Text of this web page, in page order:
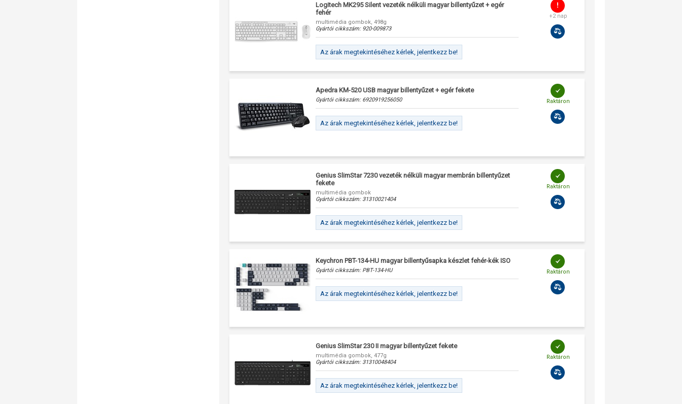
Logitech MK295 Silent vezeték nélküli magyar billentyűzet + egér
fehér
multimédia gombok, 498g
Gyártói cikkszám: 920-009873
Az árak megtekintéséhez kérlek, jelentkezz be!
+2 nap
Apedra KM-520 USB magyar billentyűzet + egér fekete
Gyártói cikkszám: 6920919256050
Az árak megtekintéséhez kérlek, jelentkezz be!
Raktáron
Genius SlimStar 7230 vezeték nélküli magyar membrán billentyűzet
fekete
multimédia gombok
Gyártói cikkszám: 31310021404
Az árak megtekintéséhez kérlek, jelentkezz be!
Raktáron
Keychron PBT-134-HU magyar billentyűsapka készlet fehér-kék ISO
Gyártói cikkszám: PBT-134-HU
Az árak megtekintéséhez kérlek, jelentkezz be!
Raktáron
Genius SlimStar 230 II magyar billentyűzet fekete
multimédia gombok, 477g
Gyártói cikkszám: 31310048404
Az árak megtekintéséhez kérlek, jelentkezz be!
Raktáron